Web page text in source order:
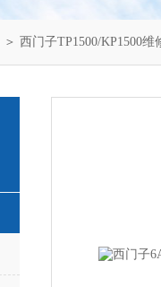
＞ 西门子TP1500/KP1500维